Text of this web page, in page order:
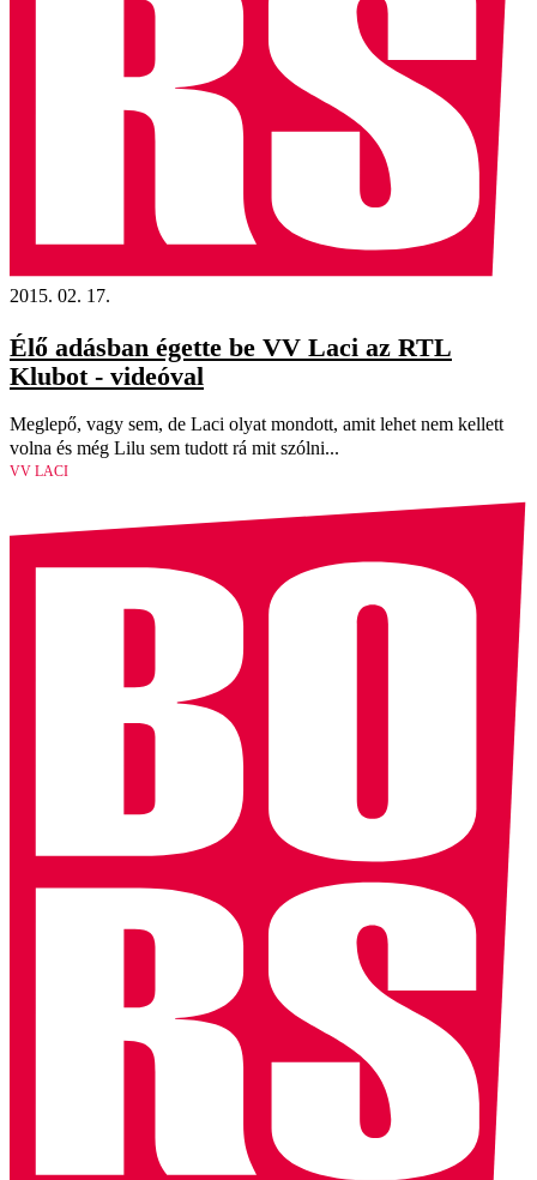
2015. 02. 17.
Élő adásban égette be VV Laci az RTL
Klubot - videóval
Meglepő, vagy sem, de Laci olyat mondott, amit lehet nem kellett
volna és még Lilu sem tudott rá mit szólni...
VV LACI